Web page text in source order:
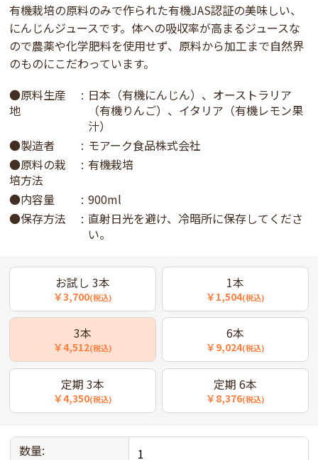
有機栽培の原料のみで作られた有機JAS認証の美味しい、
にんじんジュースです。体への吸収率が高まるジュースな
ので農薬や化学肥料を使用せず、原料から加工まで自然界
のものにこだわっています。
●原料生産
地
日本（有機にんじん）、オーストラリア
（有機りんご）、イタリア（有機レモン果
汁）
●製造者
モアーク食品株式会社
●原料の栽
培方法
有機栽培
●内容量
900ml
●保存方法
直射日光を避け、冷暗所に保存してくださ
い。
お試し 3本
￥3,700(税込)
1本
￥1,504(税込)
3本
￥4,512(税込)
6本
￥9,024(税込)
定期 3本
￥4,350(税込)
定期 6本
￥8,376(税込)
数量: